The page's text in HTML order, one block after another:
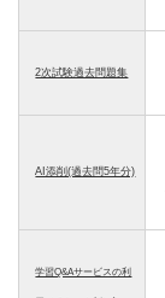
2次試験過去問題集
AI添削(過去問5年分)
学習Q&Aサービスの利